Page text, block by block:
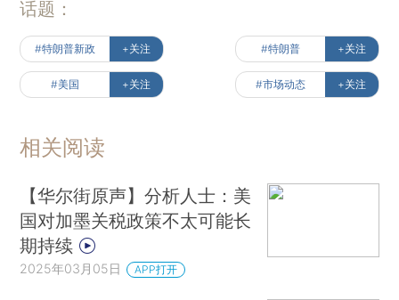
话题：
#特朗普新政 +关注 #特朗普 +关注
#美国 +关注 #市场动态 +关注
相关阅读
【华尔街原声】分析人士：美
国对加墨关税政策不太可能长
期持续
2025年03月05日 APP打开